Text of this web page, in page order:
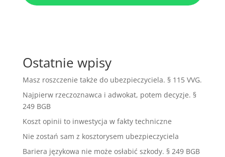
Ostatnie wpisy
Masz roszczenie także do ubezpieczyciela. § 115 VVG.
Najpierw rzeczoznawca i adwokat, potem decyzje. §
249 BGB
Koszt opinii to inwestycja w fakty techniczne
Nie zostań sam z kosztorysem ubezpieczyciela
Bariera językowa nie może osłabić szkody. § 249 BGB